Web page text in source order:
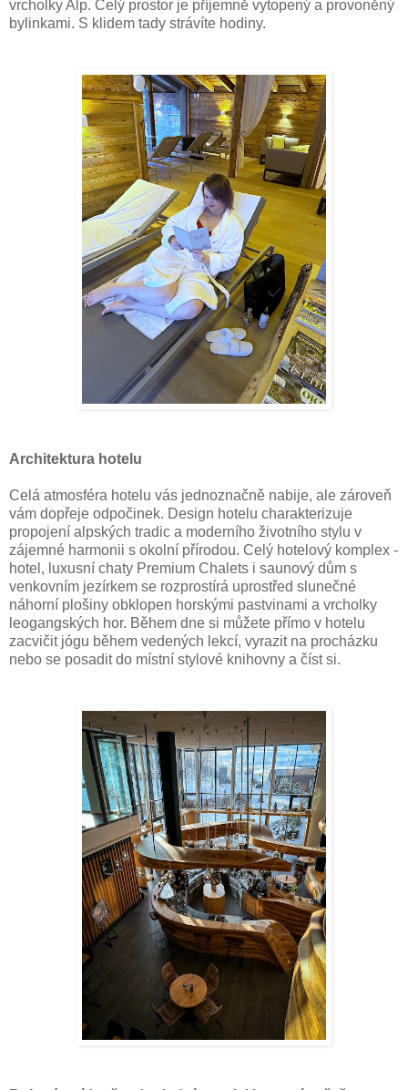
vrcholky Alp. Celý prostor je příjemně vytopený a provoněný
bylinkami. S klidem tady strávíte hodiny.
Architektura hotelu
Celá atmosféra hotelu vás jednoznačně nabije, ale zároveň
vám dopřeje odpočinek. Design hotelu charakterizuje
propojení alpských tradic a moderního životního stylu v
zájemné harmonii s okolní přírodou. Celý hotelový komplex -
hotel, luxusní chaty Premium Chalets i saunový dům s
venkovním jezírkem se rozprostírá uprostřed slunečné
náhorní plošiny obklopen horskými pastvinami a vrcholky
leogangských hor. Během dne si můžete přímo v hotelu
zacvičit jógu během vedených lekcí, vyrazit na procházku
nebo se posadit do místní stylové knihovny a číst si.